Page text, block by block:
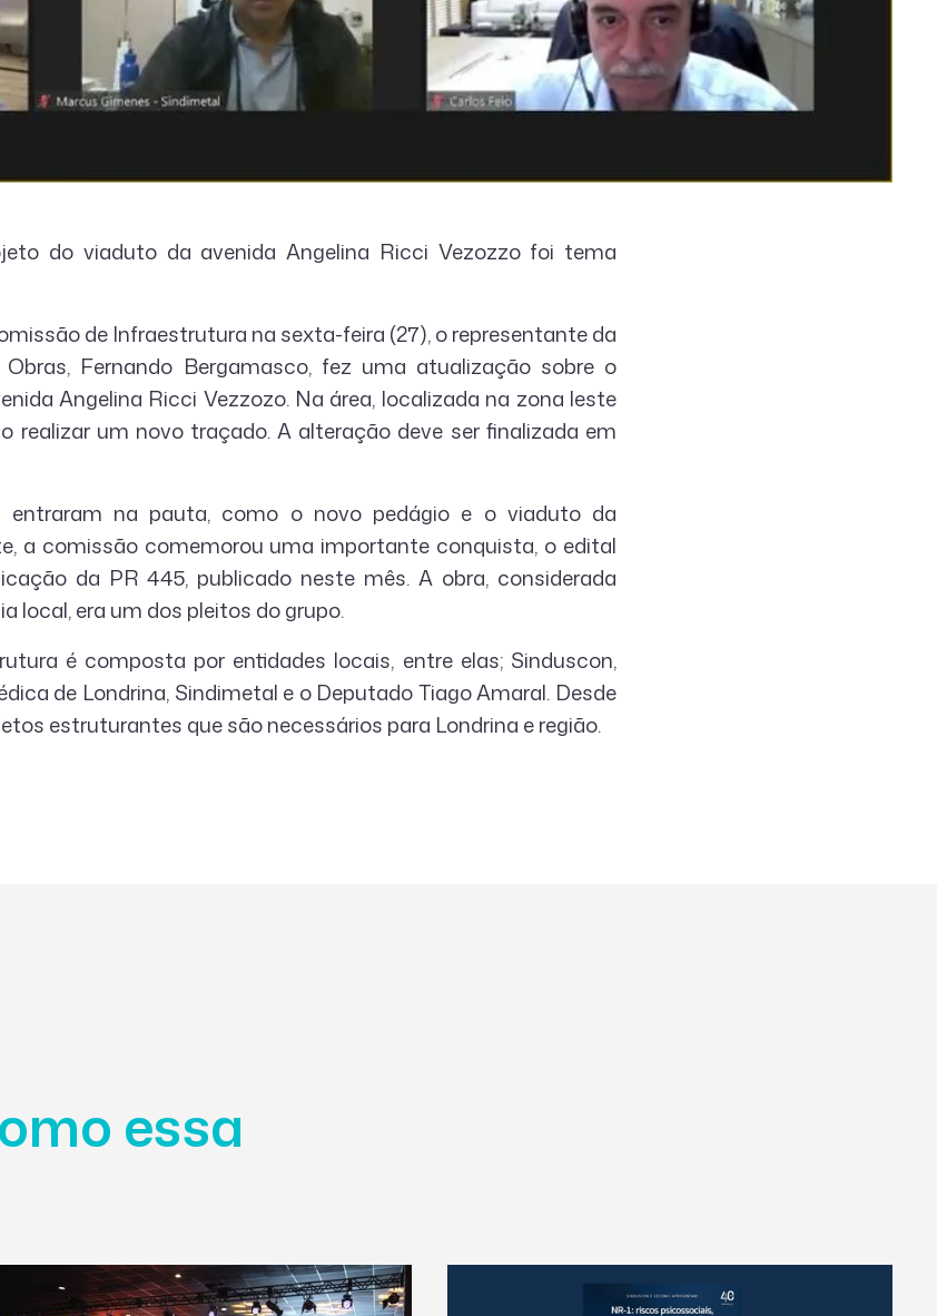
do viaduto da avenida Angelina Ricci Vezozzo foi tema
de Infraestrutura na sexta-feira (27), o representante da
Fernando Bergamasco, fez uma atualização sobre o
Angelina Ricci Vezzozo. Na área, localizada na zona leste
realizar um novo traçado. A alteração deve ser finalizada em
na pauta, como o novo pedágio e o viaduto da
a comissão comemorou uma importante conquista, o edital
da PR 445, publicado neste mês. A obra, considerada
local, era um dos pleitos do grupo.
é composta por entidades locais, entre elas; Sinduscon,
de Londrina, Sindimetal e o Deputado Tiago Amaral. Desde
estruturantes que são necessários para Londrina e região.
essa